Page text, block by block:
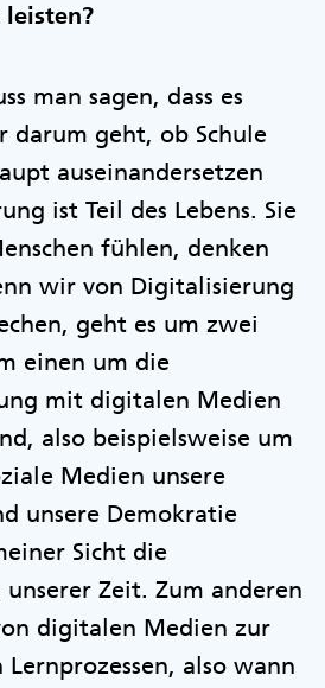
leisten?
man sagen, dass es
darum geht, ob Schule
auseinandersetzen
ist Teil des Lebens. Sie
fühlen, denken
wir von Digitalisierung
geht es um zwei
einen um die
mit digitalen Medien
also beispielsweise um
Medien unsere
unsere Demokratie
Sicht die
Zeit. Zum anderen
digitalen Medien zur
also wann